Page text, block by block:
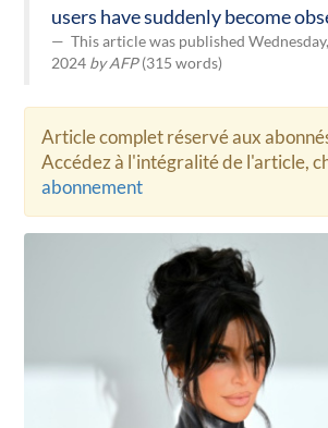
users have suddenly become
This article was published
2024 by AFP(315 words)
Article complet réservé aux
Accédez à l'intégralité de l'article,
abonnement